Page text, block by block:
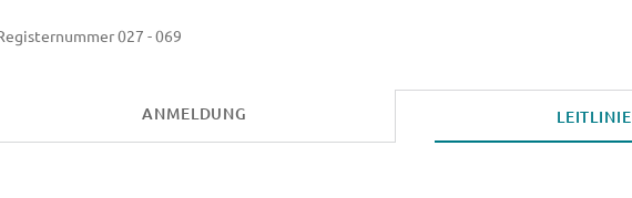
027 - 069
ANMELDUNG LEITLINIE